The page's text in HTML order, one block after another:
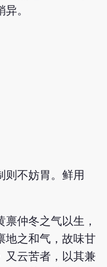
。
则不妨胃。鲜用
禀仲冬之气以生，
地之和气，故味甘
又云苦者，以其兼